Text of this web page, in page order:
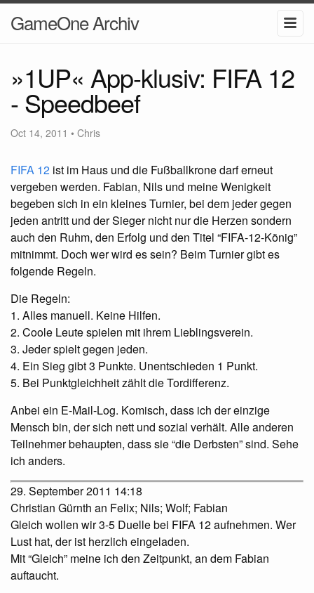
GameOne Archiv
»1UP« App-klusiv: FIFA 12
- Speedbeef
Oct 14, 2011 • Chris
FIFA 12 ist im Haus und die Fußballkrone darf erneut
vergeben werden. Fabian, Nils und meine Wenigkeit
begeben sich in ein kleines Turnier, bei dem jeder gegen
jeden antritt und der Sieger nicht nur die Herzen sondern
auch den Ruhm, den Erfolg und den Titel “FIFA-12-König”
mitnimmt. Doch wer wird es sein? Beim Turnier gibt es
folgende Regeln.
Die Regeln:
1. Alles manuell. Keine Hilfen.
2. Coole Leute spielen mit ihrem Lieblingsverein.
3. Jeder spielt gegen jeden.
4. Ein Sieg gibt 3 Punkte. Unentschieden 1 Punkt.
5. Bei Punktgleichheit zählt die Tordifferenz.
Anbei ein E-Mail-Log. Komisch, dass ich der einzige
Mensch bin, der sich nett und sozial verhält. Alle anderen
Teilnehmer behaupten, dass sie “die Derbsten” sind. Sehe
ich anders.
29. September 2011 14:18
Christian Gürnth an Felix; Nils; Wolf; Fabian
Gleich wollen wir 3-5 Duelle bei FIFA 12 aufnehmen. Wer
Lust hat, der ist herzlich eingeladen.
Mit “Gleich” meine ich den Zeitpunkt, an dem Fabian
auftaucht.